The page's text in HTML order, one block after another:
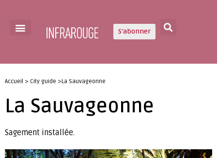
S'abonner
Accueil > City guide >La Sauvageonne
La Sauvageonne
Sagement installée.